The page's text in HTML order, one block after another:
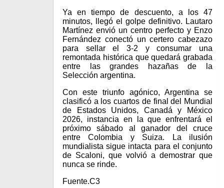
Ya en tiempo de descuento, a los 47
minutos, llegó el golpe definitivo. Lautaro
Martínez envió un centro perfecto y Enzo
Fernández conectó un certero cabezazo
para sellar el 3-2 y consumar una
remontada histórica que quedará grabada
entre las grandes hazañas de la
Selección argentina.
Con este triunfo agónico, Argentina se
clasificó a los cuartos de final del Mundial
de Estados Unidos, Canadá y México
2026, instancia en la que enfrentará el
próximo sábado al ganador del cruce
entre Colombia y Suiza. La ilusión
mundialista sigue intacta para el conjunto
de Scaloni, que volvió a demostrar que
nunca se rinde.
Fuente.C3